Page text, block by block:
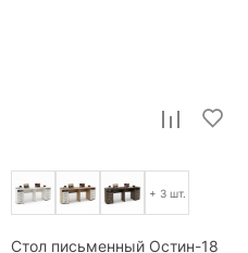
+ 3 шт.
Стол письменный Остин-18